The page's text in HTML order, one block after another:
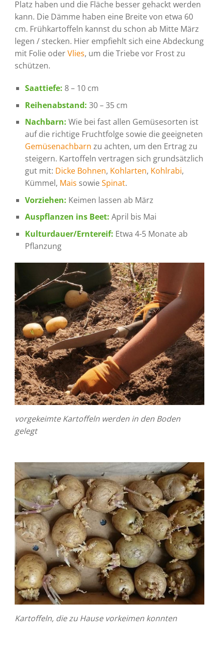
Platz haben und die Fläche besser gehackt werden
kann. Die Dämme haben eine Breite von etwa 60
cm. Frühkartoffeln kannst du schon ab Mitte März
legen / stecken. Hier empfiehlt sich eine Abdeckung
mit Folie oderVlies, um die Triebe vor Frost zu
schützen.
Saattiefe: 8 – 10 cm
Reihenabstand: 30 – 35 cm
Nachbarn: Wie bei fast allen Gemüsesorten ist
auf die richtige Fruchtfolge sowie die geeigneten
Gemüsenachbarn zu achten, um den Ertrag zu
steigern. Kartoffeln vertragen sich grundsätzlich
gut mit: Dicke Bohnen, Kohlarten, Kohlrabi,
Kümmel, Mais sowie Spinat.
Vorziehen: Keimen lassen ab März
Auspflanzen ins Beet: April bis Mai
Kulturdauer/Erntereif: Etwa 4-5 Monate ab
Pflanzung
vorgekeimte Kartoffeln werden in den Boden
gelegt
Kartoffeln, die zu Hause vorkeimen konnten